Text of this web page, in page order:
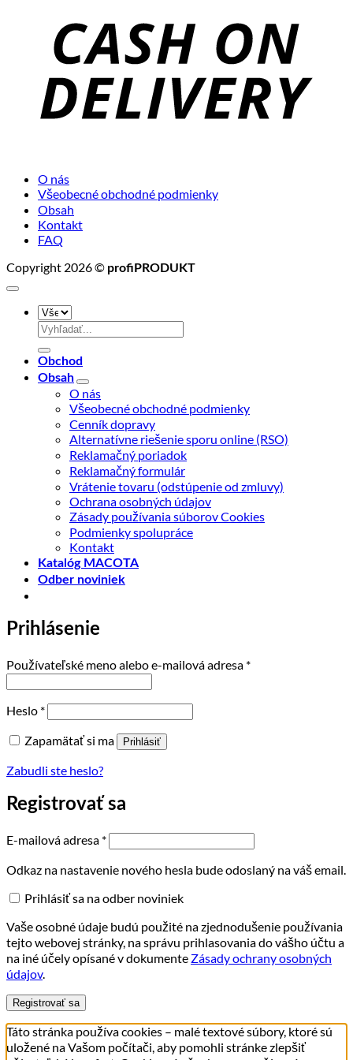
O nás
Všeobecné obchodné podmienky
Obsah
Kontakt
FAQ
Copyright 2026 © profiPRODUKT
Hľadať:
Obchod
Obsah
O nás
Všeobecné obchodné podmienky
Cenník dopravy
Alternatívne riešenie sporu online (RSO)
Reklamačný poriadok
Reklamačný formulár
Vrátenie tovaru (odstúpenie od zmluvy)
Ochrana osobných údajov
Zásady používania súborov Cookies
Podmienky spolupráce
Kontakt
Katalóg MACOTA
Odber noviniek
Prihlásenie
Používateľské meno alebo e-mailová adresa *Povinné
Heslo *Povinné
Zapamätať si ma Prihlásiť
Zabudli ste heslo?
Registrovať sa
E-mailová adresa *Povinné
Odkaz na nastavenie nového hesla bude odoslaný na váš email.
Prihlásiť sa na odber noviniek
Vaše osobné údaje budú použité na zjednodušenie používania
tejto webovej stránky, na správu prihlasovania do vášho účtu a
na iné účely opísané v dokumente Zásady ochrany osobných
údajov.
Registrovať sa
Táto stránka používa cookies – malé textové súbory, ktoré sú
uložené na Vašom počítači, aby pomohli stránke zlepšiť